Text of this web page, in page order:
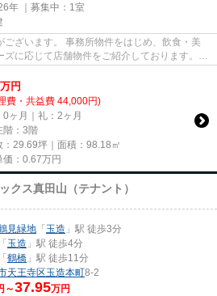
年 ｜募集中： 1室
ざいます。 事務所物件をはじめ、飲食・美
に応じて店舗物件をご紹介しております。
万円
費・共益費 44,000円)
0ヶ月｜礼：2ヶ月
階：3階
：29.69坪｜面積：98.18㎡
： 0.67万円
クス真田山（テナント）
見緑地 「玉造 」駅 徒歩3分
「玉造 」駅 徒歩4分
「鶴橋 」駅 徒歩11分
天王寺区玉造本町8-2
～37.95万円